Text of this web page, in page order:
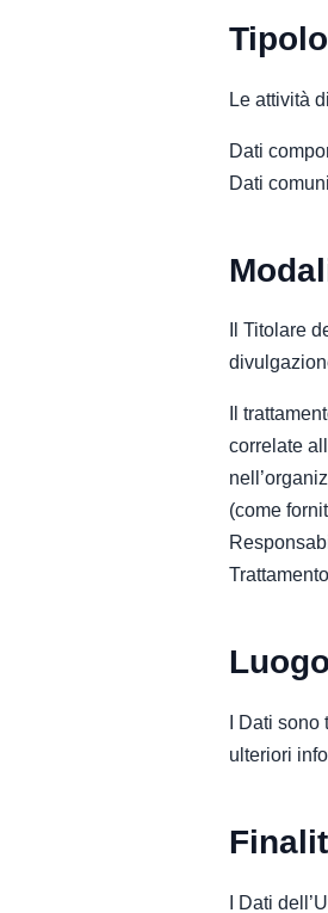
Le attività
Dati
Dati
Il Titolare
Il
correlate
(come
Luogo
I Dati
ulteriori
I Dati